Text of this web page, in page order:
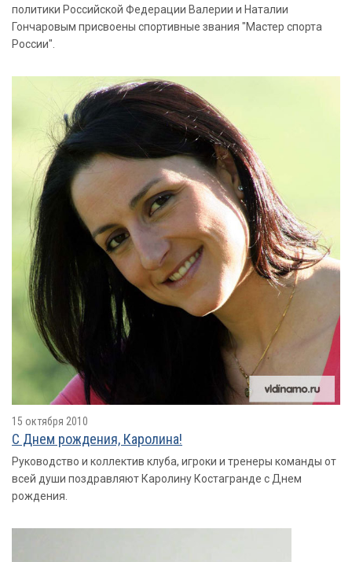
политики Российской Федерации Валерии и Наталии
Гончаровым присвоены спортивные звания "Мастер спорта
России".
15 октября 2010
С Днем рождения, Каролина!
Руководство и коллектив клуба, игроки и тренеры команды от
всей души поздравляют Каролину Костагранде с Днем
рождения.